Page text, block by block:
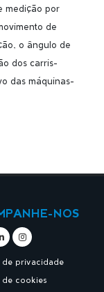
medição por
de
o ângulo de
dos carris-
das máquinas-
NOS
privacidade
cookies